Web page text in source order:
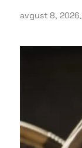
avgust 8, 2026.